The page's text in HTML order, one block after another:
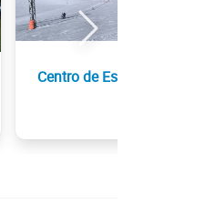
Centro de Esquí Antillanca